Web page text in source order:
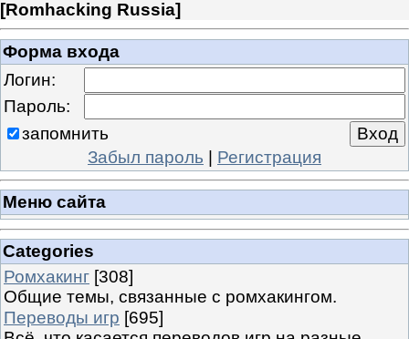
[Romhacking Russia]
Форма входа
Логин:
Пароль:
запомнить
Забыл пароль | Регистрация
Меню сайта
Categories
Ромхакинг [308]
Общие темы, связанные с ромхакингом.
Переводы игр [695]